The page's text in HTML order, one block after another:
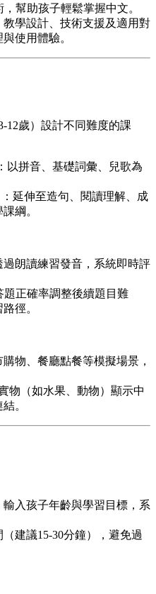
幫助孩子輕鬆掌握中文。
學設計、技術支援及適用對
使用體驗。
12歲）設計不同難度的課
：以拼音、基礎詞彙、兒歌為
：延伸至造句、閱讀理解、成
綱。
過朗讀練習發音，系統即時評
題正確率調整後續題目難
徑。
物、餐廳點餐等模擬場景，
物（如水果、動物）顯示中
。
入孩子年齡與學習目標，系
建議15-30分鐘），避免過